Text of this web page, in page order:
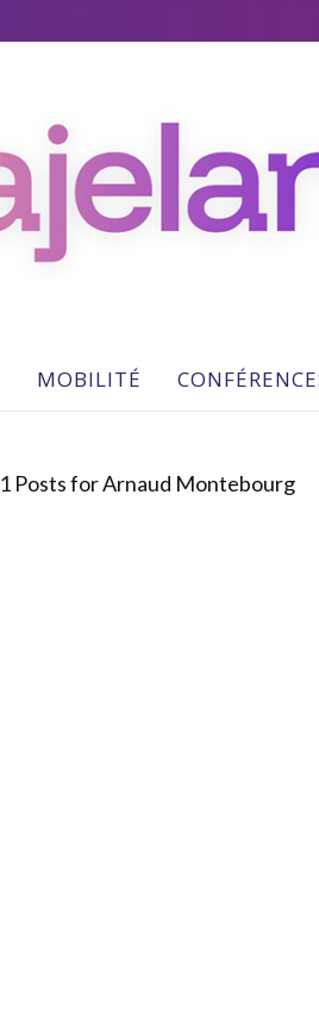
majelan
X
Blog
MOBILITÉ
1 Posts for Arnaud Montebourg